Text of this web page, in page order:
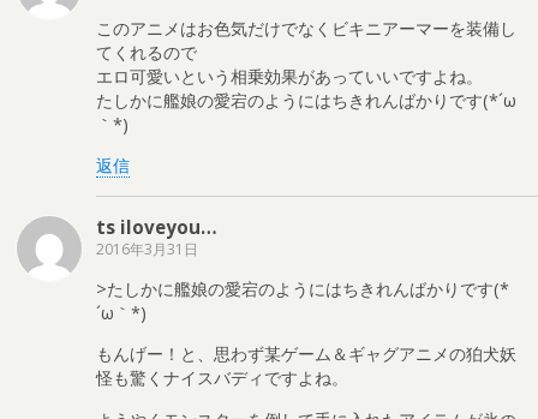
このアニメはお色気だけでなくビキニアーマーを装備し
てくれるので
エロ可愛いという相乗効果があっていいですよね。
たしかに艦娘の愛宕のようにはちきれんばかりです(*´ω
｀*)
返信
ts iloveyou…
2016年3月31日
>たしかに艦娘の愛宕のようにはちきれんばかりです(*
´ω｀*)
もんげー！と、思わず某ゲーム＆ギャグアニメの狛犬妖
怪も驚くナイスバディですよね。